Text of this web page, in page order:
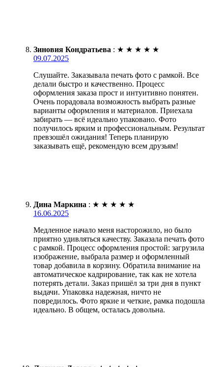
Зиновия Кондратьева : ★ ★ ★ ★ ★
09.07.2025
Слушайте. Заказывала печать фото с рамкой. Все
делали быстро и качественно. Процесс
оформления заказа прост и интуитивно понятен.
Очень порадовала возможность выбрать разные
варианты оформления и материалов. Приехала
забирать — всё идеально упаковано. Фото
получилось ярким и профессиональным. Результат
превзошёл ожидания! Теперь планирую
заказывать ещё, рекомендую всем друзьям!
Дина Маркина : ★ ★ ★ ★ ★
16.06.2025
Медленное начало меня насторожило, но было
приятно удивляться качеству. Заказала печать фото
с рамкой. Процесс оформления простой: загрузила
изображение, выбрала размер и оформленный
товар добавила в корзину. Обратила внимание на
автоматическое кадрирование, так как не хотела
потерять детали. Заказ пришёл за три дня в пункт
выдачи. Упаковка надежная, ничто не
повредилось. Фото яркие и четкие, рамка подошла
идеально. В общем, осталась довольна.